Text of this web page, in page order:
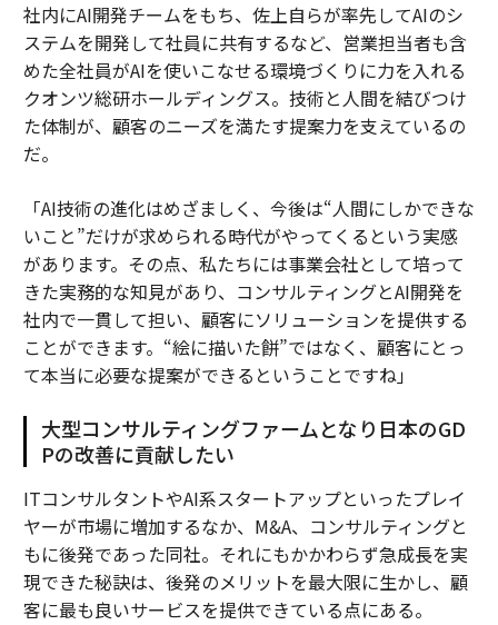
社内にAI開発チームをもち、佐上自らが率先してAIのシ
ステムを開発して社員に共有するなど、営業担当者も含
めた全社員がAIを使いこなせる環境づくりに力を入れる
クオンツ総研ホールディングス。技術と人間を結びつけ
た体制が、顧客のニーズを満たす提案力を支えているの
だ。
「AI技術の進化はめざましく、今後は“人間にしかできな
いこと”だけが求められる時代がやってくるという実感
があります。その点、私たちには事業会社として培って
きた実務的な知見があり、コンサルティングとAI開発を
社内で一貫して担い、顧客にソリューションを提供する
ことができます。“絵に描いた餅”ではなく、顧客にとっ
て本当に必要な提案ができるということですね」
大型コンサルティングファームとなり日本のGD
Pの改善に貢献したい
ITコンサルタントやAI系スタートアップといったプレイ
ヤーが市場に増加するなか、M&A、コンサルティングと
もに後発であった同社。それにもかかわらず急成長を実
現できた秘訣は、後発のメリットを最大限に生かし、顧
客に最も良いサービスを提供できている点にある。